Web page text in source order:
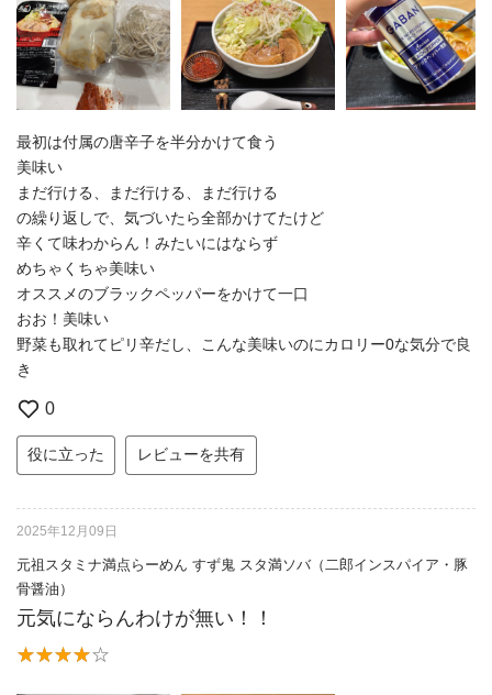
最初は付属の唐辛子を半分かけて食う
美味い
まだ行ける、まだ行ける、まだ行ける
の繰り返しで、気づいたら全部かけてたけど
辛くて味わからん！みたいにはならず
めちゃくちゃ美味い
オススメのブラックペッパーをかけて一口
おお！美味い
野菜も取れてピリ辛だし、こんな美味いのにカロリー0な気分で良
き
0
役に立った レビューを共有
2025年12月09日
元祖スタミナ満点らーめん すず鬼 スタ満ソバ（二郎インスパイア・豚
骨醤油）
元気にならんわけが無い！！